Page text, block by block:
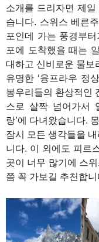
소개를 드리자면 제일
습니다. 스위스 베른
포인데 가는 풍경부
포에 도착했을 때는
대하고 신비로운 물보
유명한 ‘융프라우 정
봉우리들의 환상적인
스로 살짝 넘어가서
랑’에 다녀왔습니다.
잠시 모든 생각들을
니다. 이 외에도 피르
곳이 너무 많기에 스
쯤 꼭 가보길 추천합니